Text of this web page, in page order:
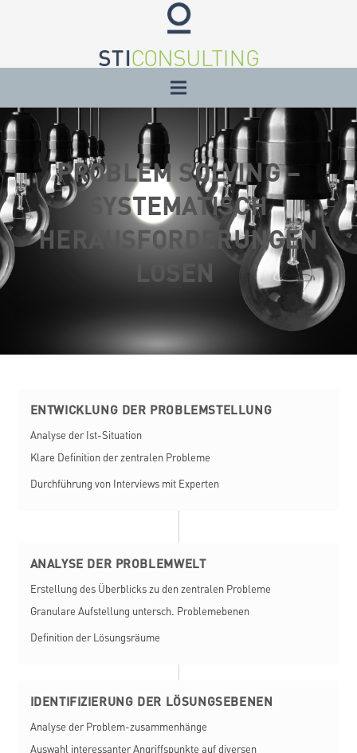
PROBLEM SOLVING –
SYSTEMATISCH
HERAUSFORDERUNGEN
LÖSEN
ENTWICKLUNG DER PROBLEMSTELLUNG
Analyse der Ist-Situation
Klare Definition der zentralen Probleme
Durchführung von Interviews mit Experten
ANALYSE DER PROBLEMWELT
Erstellung des Überblicks zu den zentralen Probleme
Granulare Aufstellung untersch. Problemebenen
Definition der Lösungsräume
IDENTIFIZIERUNG DER LÖSUNGSEBENEN
Analyse der Problem-zusammenhänge
Auswahl interessanter Angriffspunkte auf diversen